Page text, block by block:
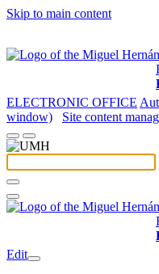
Skip to main content
ELECTRONIC OFFICE
window)
Site content
Edit